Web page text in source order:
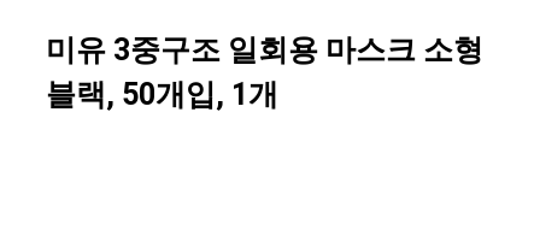
미유 3중구조 일회용 마스크 소형
블랙, 50개입, 1개